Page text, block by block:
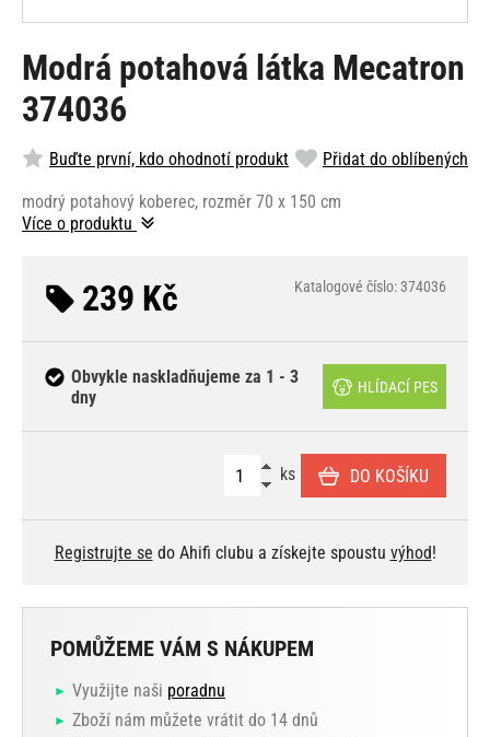
Modrá potahová látka Mecatron
374036
Buďte první, kdo ohodnotí produkt Přidat do oblíbených
modrý potahový koberec, rozměr 70 x 150 cm
Více o produktu
239 Kč Katalogové číslo: 374036
Obvykle naskladňujeme za 1 - 3
dny
HLÍDACÍ PES
ks DO KOŠÍKU
Registrujte se do Ahifi clubu a získejte spoustu výhod!
POMŮŽEME VÁM S NÁKUPEM
Využijte naši poradnu
Zboží nám můžete vrátit do 14 dnů